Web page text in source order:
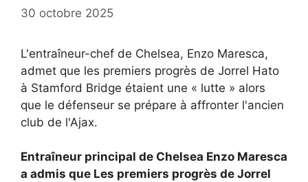
30 octobre 2025
L'entraîneur-chef de Chelsea, Enzo Maresca,
admet que les premiers progrès de Jorrel Hato
à Stamford Bridge étaient une « lutte » alors
que le défenseur se prépare à affronter l'ancien
club de l'Ajax.
Entraîneur principal de Chelsea Enzo Maresca
a admis que Les premiers progrès de Jorrel